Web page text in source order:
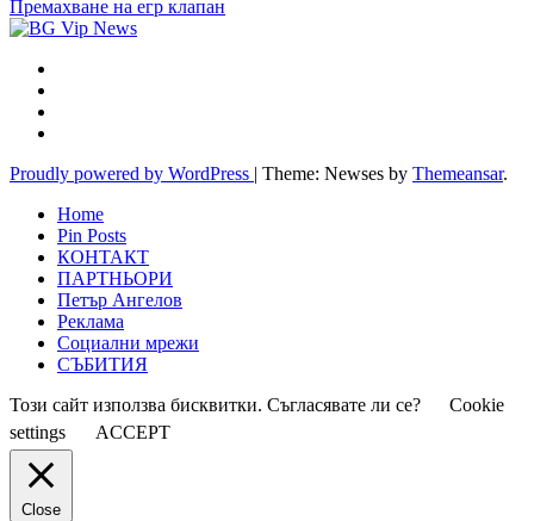
Премахване на егр клапан
Proudly powered by WordPress | Theme: Newses by Themeansar.
Home
Pin Posts
КОНТАКТ
ПАРТНЬОРИ
Петър Ангелов
Реклама
Социални мрежи
СЪБИТИЯ
Този сайт използва бисквитки. Съгласявате ли се?
Cookie
settings
ACCEPT
Close